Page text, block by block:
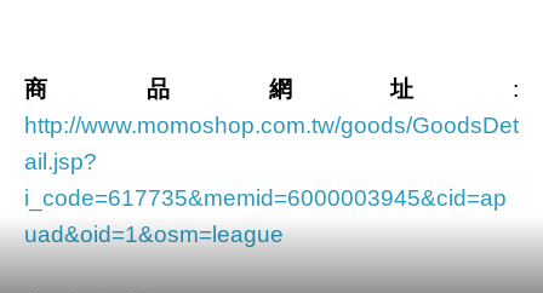
商品網址 :
http://www.momoshop.com.tw/goods/GoodsDet
ail.jsp?
i_code=617735&memid=6000003945&cid=ap
uad&oid=1&osm=league